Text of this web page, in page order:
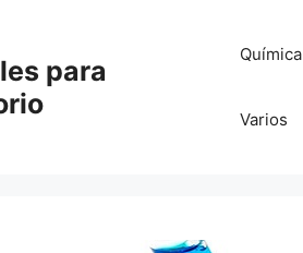
para
Química
Varios